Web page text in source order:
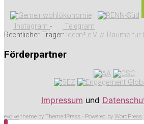
Instagram -
Telegram
Rechtlicher Träger: Ideen³ e.V. // Räume
Förderpartner
Impressum und
evolve theme by Theme4Press - Powered by WordPress